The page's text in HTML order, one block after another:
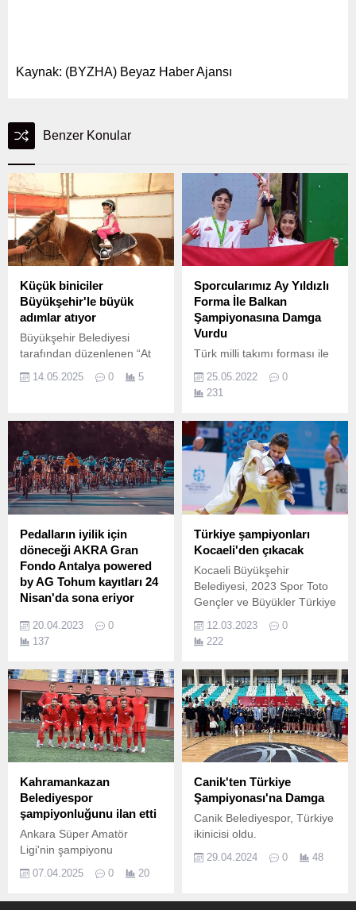
Kaynak: (BYZHA) Beyaz Haber Ajansı
Benzer Konular
Küçük biniciler
Büyükşehir'le büyük
adımlar atıyor
Büyükşehir Belediyesi
tarafından düzenlenen “At
Biniş Eğitimleri” çocukların
fiziksel, zihinsel ve duygusal
14.05.2025 0 5
Sporcularımız Ay Yıldızlı
Forma İle Balkan
Şampiyonasına Damga
Vurdu
Türk milli takımı forması ile
Balkan Spor Tırmanış
Şampiyonası’na katılan
Nevşehir Belediyesi Gençlik
sporcularından Mustafa
Sacit Sümer Balkan 2.
25.05.2022
0
231
Pedalların iyilik için
döneceği AKRA Gran
Fondo Antalya powered
by AG Tohum kayıtları 24
Nisan'da sona eriyor
by AG Tohum, 30 Nisan
2023, pazar günü Kemer
AKRA Gran Fondo Antalya
by AG Tohum amatör yol
bisikleti yarışından elde
edilecek kayıt gelirleri
deprem felaketinden
etkilenen çocuklar için
kullanılacak.
20.04.2023
0
137
Türkiye şampiyonları
Kocaeli'den çıkacak
Kocaeli Büyükşehir
Belediyesi, 2023 Spor Toto
Gençler ve Büyükler Türkiye
sahipliği yapacak Türkiye
şampiyonları Kocaeli’den
ulusal ve uluslararası
organizasyona ev sahipliği
yapan Kocaeli Büyükşehir
Belediyesi, kentte ulusal ve
uluslararası düzeyde çok
başarılı şampiyon
sporcuların çıkmasına da...
12.03.2023
0
222
Kahramankazan
Belediyespor
şampiyonluğunu ilan etti
Ankara Süper Amatör
Ligi'nin şampiyonu
Kahramankazan
Belediyespor oldu.
07.04.2025 0 20
Canik'ten Türkiye
Şampiyonası'na Damga
Canik Belediyespor, Türkiye
ikinicisi oldu.
29.04.2024 0 48